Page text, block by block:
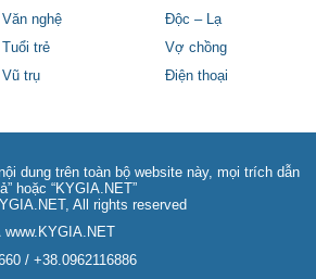
Văn nghệ
Độc – Lạ
Tuổi trẻ
Vợ chồng
Vũ trụ Điện thoại
dung trên toàn bộ website này, mọi trích dẫn
hoặc “KYGIA.NET”
All rights reserved
www.KYGIA.NET
/ +38.0962116886